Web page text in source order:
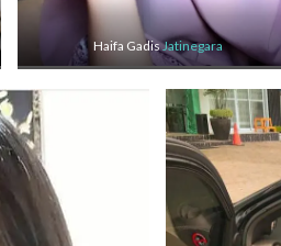
Haifa GadisJatinegara